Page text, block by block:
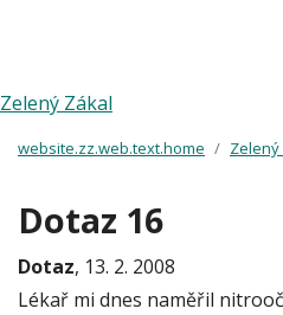
Zelený Zákal
website.zz.web.text.home
Dotaz 16
Dotaz, 13. 2. 2008
Lékař mi dnes naměřil